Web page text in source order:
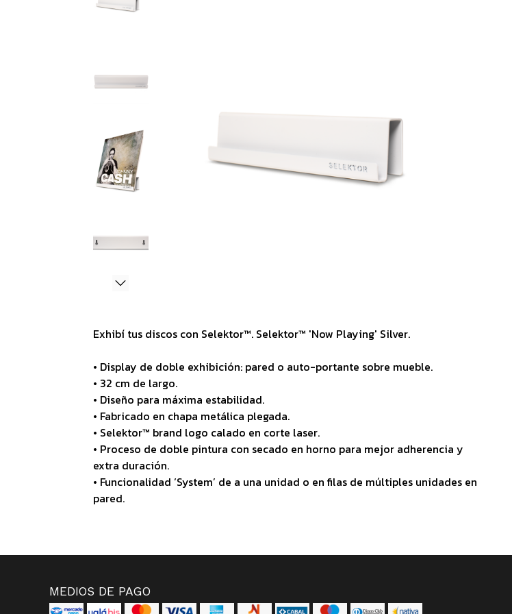
Exhibí tus discos con Selektor™. Selektor™ 'Now Playing' Silver.
• Display de doble exhibición: pared o auto-portante sobre mueble.
• 32 cm de largo.
• Diseño para máxima estabilidad.
• Fabricado en chapa metálica plegada.
• Selektor™ brand logo calado en corte laser.
• Proceso de doble pintura con secado en horno para mejor adherencia y
extra duración.
• Funcionalidad ‘System’ de a una unidad o en filas de múltiples unidades en
pared.
MEDIOS DE PAGO